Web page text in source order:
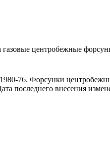
газовые центробежные
76. Форсунки
последнего внесения